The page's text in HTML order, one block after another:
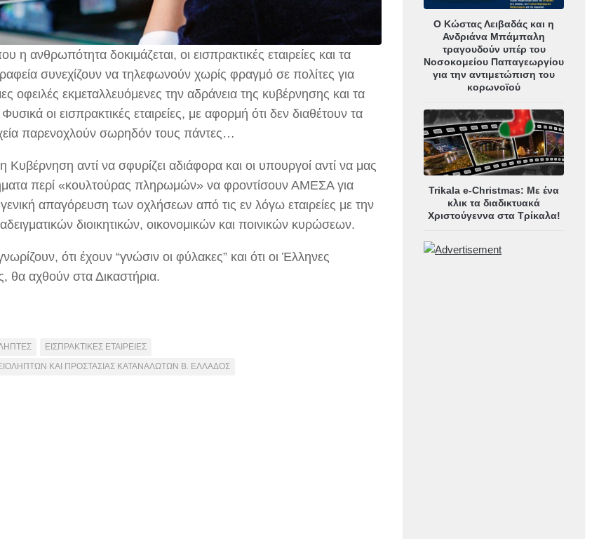
η ανθρωπότητα δοκιμάζεται, οι εισπρακτικές εταιρείες και τα
συνεχίζουν να τηλεφωνούν χωρίς φραγμό σε πολίτες για
οφειλές εκμεταλλευόμενες την αδράνεια της κυβέρνησης και τα
οι εισπρακτικές εταιρείες, με αφορμή ότι δεν διαθέτουν τα
παρενοχλούν σωρηδόν τους πάντες…
η Κυβέρνηση αντί να σφυρίζει αδιάφορα και οι υπουργοί αντί να μας
περί «κουλτούρας πληρωμών» να φροντίσουν ΑΜΕΣΑ για
απαγόρευση των οχλήσεων από τις εν λόγω εταιρείες με την
διοικητικών, οικονομικών και ποινικών κυρώσεων.
ότι έχουν “γνώσιν οι φύλακες” και ότι οι Έλληνες
θα αχθούν στα Δικαστήρια.
ΕΙΣΠΡΑΚΤΙΚΕΣ ΕΤΑΙΡΕΙΕΣ
ΚΑΙ ΠΡΟΣΤΑΣΙΑΣ ΚΑΤΑΝΑΛΩΤΩΝ Β. ΕΛΛΑΔΟΣ
Ο Κώστας Λειβαδάς και η
Ανδριάνα Μπάμπαλη
τραγουδούν υπέρ του
Νοσοκομείου Παπαγεωργίου
για την αντιμετώπιση του
κορωνοϊού
Trikala e-Christmas: Με ένα
κλικ τα διαδικτυακά
Χριστούγεννα στα Τρίκαλα!